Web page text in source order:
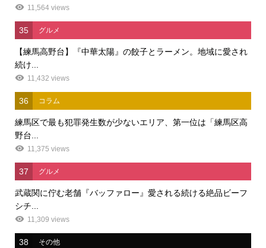
11,564 views
35 グルメ
【練馬高野台】『中華太陽』の餃子とラーメン。地域に愛され
続け...
11,432 views
36 コラム
練馬区で最も犯罪発生数が少ないエリア、第一位は「練馬区高
野台...
11,375 views
37 グルメ
武蔵関に佇む老舗『バッファロー』愛される続ける絶品ビーフ
シチ...
11,309 views
38 その他